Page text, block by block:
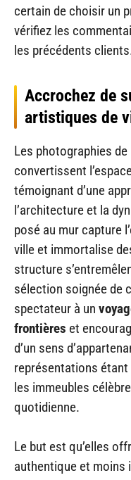
certain de choisir un
vérifiez les
les précédents
Accrochez de
artistiques de
Les photographies
convertissent
témoignant d’une
l’architecture et la
posé au mur capture
ville et immortalise
structure
sélection soignée de
spectateur à un
frontières et
d’un sens
représentations
les immeubles
quotidienne.
Le but est qu’elles
authentique et moins